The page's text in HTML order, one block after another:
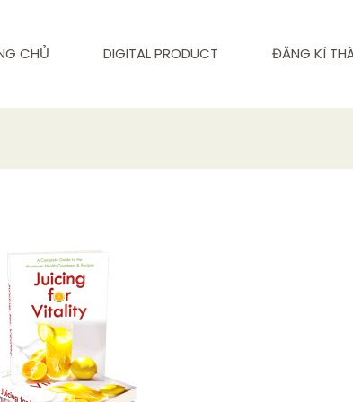
CHỦ DIGITAL PRODUCT ĐĂNG KÍ